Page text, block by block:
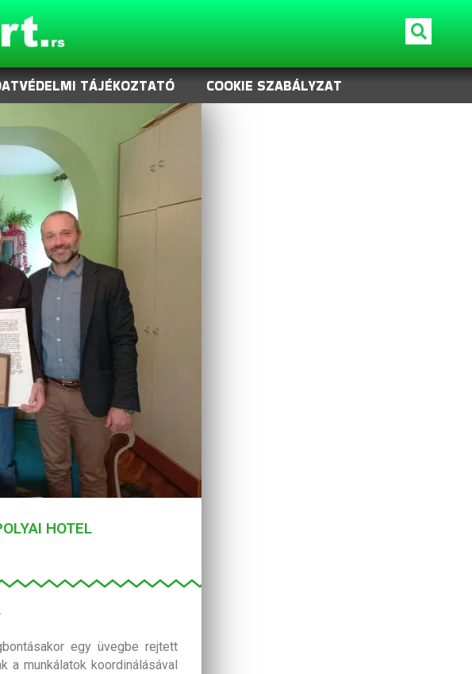
TÁJÉKOZTATÓ COOKIE SZABÁLYZAT
HOTEL
egy üvegbe rejtett
a munkálatok koordinálásával